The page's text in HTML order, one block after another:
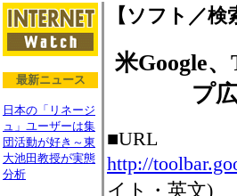
最新ニュース
日本の「リネージ
ュ」ユーザーは集
団活動が好き～東
大池田教授が実態
分析
【ソフト／検
米Google
プ
■URL
http://
イト・英文)